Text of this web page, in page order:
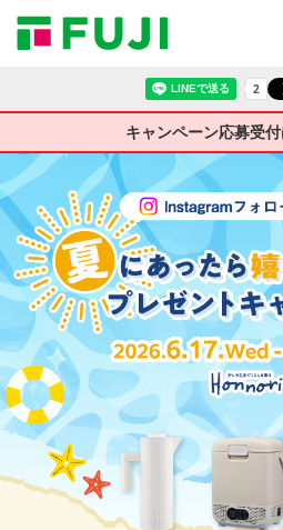
キャンペーン応募受付